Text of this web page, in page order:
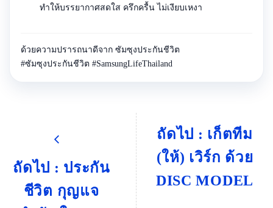
ทำให้บรรยากาศสดใส ครึกครื้น ไม่เงียบเหงา
ด้วยความปรารถนาดีจาก ซัมซุงประกันชีวิต
#ซัมซุงประกันชีวิต #SamsungLifeThailand
ถัดไป : ประกัน
ชีวิต กุญแจ
ถัดไป : เก็ตทีม
(ให้) เวิร์ก ด้วย
DISC MODEL